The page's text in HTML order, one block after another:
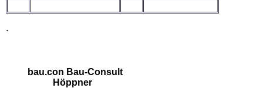
.
bau.con Bau-Consult
Höppner